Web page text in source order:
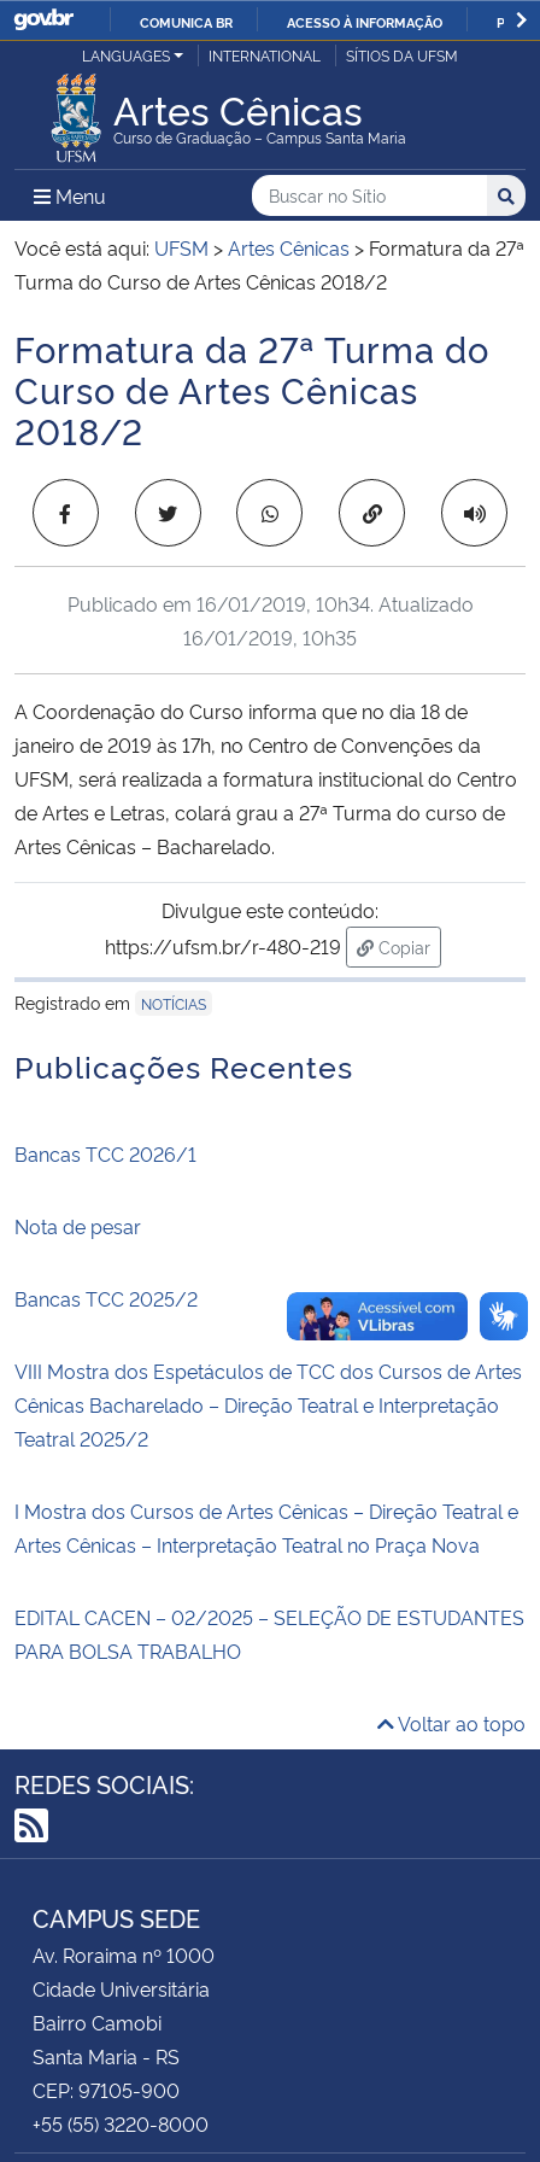
IR
O
COMUNICA BR ACESSO À INFORMAÇÃO
Ministério da Justiça e Segurança Pública
Ministério da Defesa
Ministério das Relações Exteriores
Ministério da Infraestrutura
Ministério da Agricultura, Pecuária e Abastecimento
Ministério da Educação
Ministério da Ciência, Tecnologia, Inovações e Comunicações
Ministério do Meio Ambiente
Ministério do Turismo
Ministério do Desenvolvimento Regional
Controladoria-Geral da União
Ministério da Mulher, da Família e dos Direitos Humanos
LANGUAGES INTERNATIONAL SÍTIOS DA UFSM
Artes Cênicas
Curso de Graduação – Campus Santa Maria
Menu Menu Principal do Sítio
Busca
Buscar no no Sítio
Busca:
Você está aqui: UFSM >Artes Cênicas > Formatura da 27ª
Turma do Curso de Artes Cênicas 2018/2
Início do conteúdo
Formatura da 27ª Turma do
Curso de Artes Cênicas
2018/2
Copiar para área
Publicado em 16/01/2019, 10h34. Atualizado
16/01/2019, 10h35
A Coordenação do Curso informa que no dia 18 de
janeiro de 2019 às 17h, no Centro de Convenções da
UFSM, será realizada a formatura institucional do Centro
de Artes e Letras, colará grau a 27ª Turma do curso de
Artes Cênicas – Bacharelado.
Divulgue este conteúdo:
https://ufsm.br/r-480-219
Copiar
para área de
Registrado em
NOTÍCIAS
Publicações Recentes
Bancas TCC 2026/1
Nota de pesar
Bancas TCC 2025/2
VIII Mostra dos Espetáculos de TCC dos Cursos de Artes
Cênicas Bacharelado – Direção Teatral e Interpretação
Teatral 2025/2
I Mostra dos Cursos de Artes Cênicas – Direção Teatral e
Artes Cênicas – Interpretação Teatral no Praça Nova
EDITAL CACEN – 02/2025 – SELEÇÃO DE ESTUDANTES
PARA BOLSA TRABALHO
Voltar ao topo
REDES SOCIAIS:
RSS
CAMPUS SEDE
Av. Roraima nº 1000
Cidade Universitária
Bairro Camobi
Santa Maria - RS
CEP: 97105-900
+55 (55) 3220-8000